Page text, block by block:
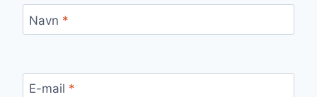
Navn *
E-mail *